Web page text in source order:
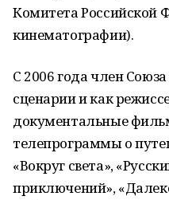
Комитета Российской
кинематографии).
С 2006 года член
сценарии и как
документальные
телепрограммы о
«Вокруг света»,
приключений»,